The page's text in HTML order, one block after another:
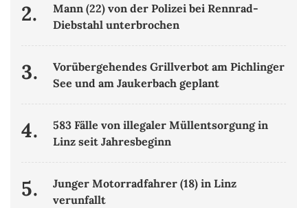
2.
Mann (22) von der Polizei bei Rennrad-
Diebstahl unterbrochen
3.
Vorübergehendes Grillverbot am Pichlinger
See und am Jaukerbach geplant
4.
583 Fälle von illegaler Müllentsorgung in
Linz seit Jahresbeginn
5.
Junger Motorradfahrer (18) in Linz
verunfallt